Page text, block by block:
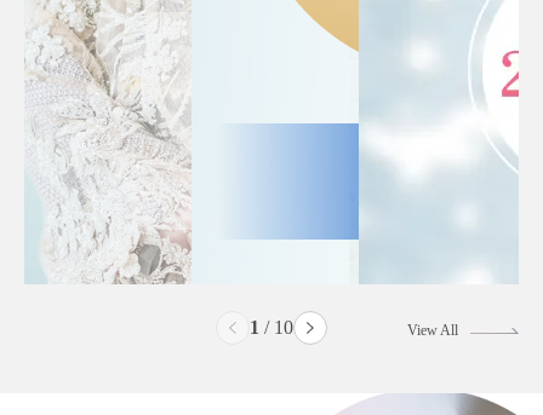
2 / 10 View All